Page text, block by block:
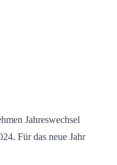
Jahreswechsel
Für das neue Jahr